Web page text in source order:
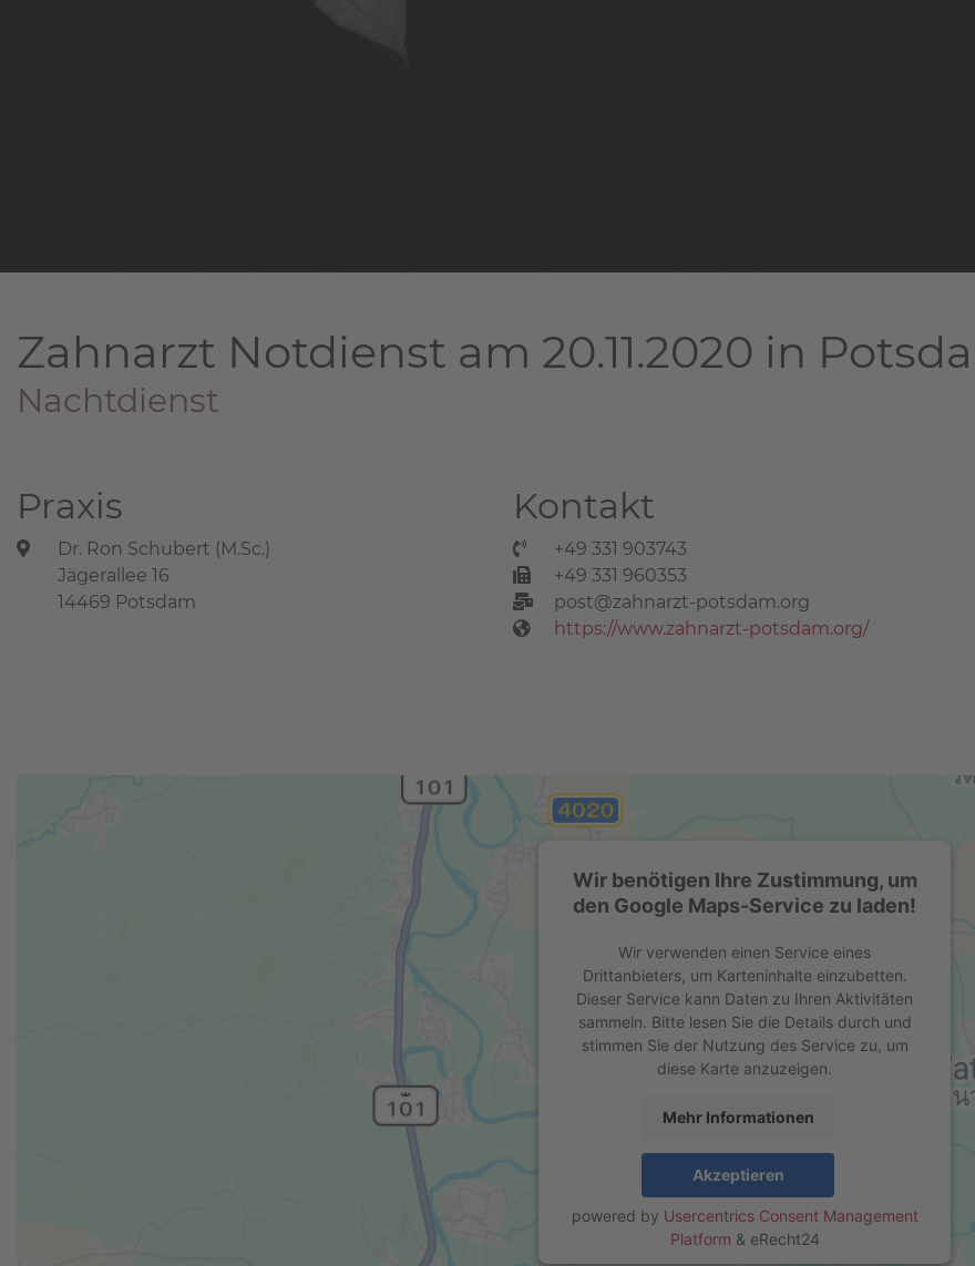
Zahnarzt Notdienst am 20.11.2020 in
Nachtdienst
Praxis
Dr. Ron Schubert (M.Sc.)
Jägerallee 16
14469 Potsdam
Kontakt
+49 331 903743
+49 331 960353
post@zahnarzt-potsdam.org
https://www.zahnarzt-potsdam.org/
Wir benötigen Ihre Zustimmung, um
den Google Maps-Service zu laden!
Wir verwenden einen Service eines
Drittanbieters, um Karteninhalte einzubetten.
Dieser Service kann Daten zu Ihren Aktivitäten
sammeln. Bitte lesen Sie die Details durch und
stimmen Sie der Nutzung des Service zu, um
diese Karte anzuzeigen.
Mehr Informationen
Akzeptieren
powered by Usercentrics Consent Management
Platform & eRecht24